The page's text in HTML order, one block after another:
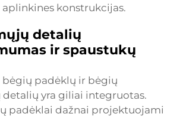
konstrukcijas.
detalių
ir spaustukų
bėgių padėklų ir bėgių
yra giliai integruotas.
padėklai dažnai projektuojami